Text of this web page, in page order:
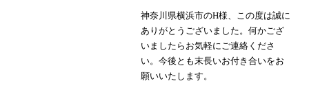
神奈川県横浜市のH様、この度は誠に
ありがとうございました。何かござ
いましたらお気軽にご連絡くださ
い。今後とも末長いお付き合いをお
願いいたします。